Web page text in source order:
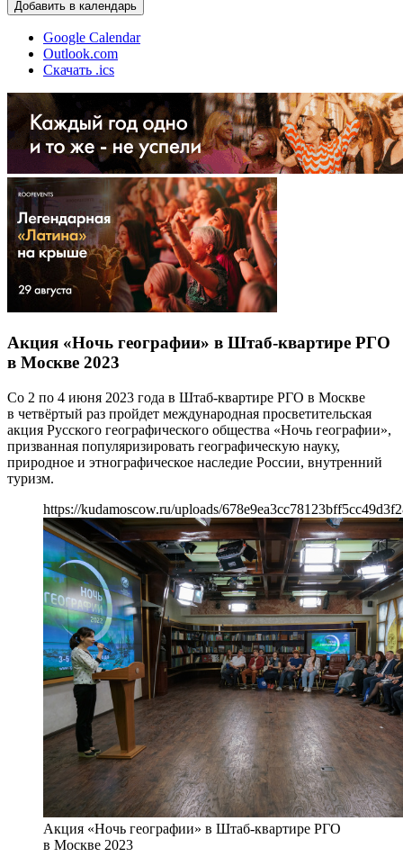
Добавить в календарь
Google Calendar
Outlook.com
Скачать .ics
Акция «Ночь географии» в Штаб-квартире РГО
в Москве 2023
Со 2 по 4 июня 2023 года в Штаб-квартире РГО в Москве
в четвёртый раз пройдет международная просветительская
акция Русского географического общества «Ночь географии»,
призванная популяризировать географическую науку,
природное и этнографическое наследие России, внутренний
туризм.
https://kudamoscow.ru/uploads/
Акция «Ночь географии» в Штаб-квартире РГО
в Москве 2023